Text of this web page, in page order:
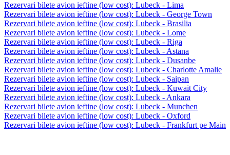
Rezervari bilete avion ieftine (low cost): Lubeck - Lima
Rezervari bilete avion ieftine (low cost): Lubeck - George Town
Rezervari bilete avion ieftine (low cost): Lubeck - Brasilia
Rezervari bilete avion ieftine (low cost): Lubeck - Lome
Rezervari bilete avion ieftine (low cost): Lubeck - Riga
Rezervari bilete avion ieftine (low cost): Lubeck - Astana
Rezervari bilete avion ieftine (low cost): Lubeck - Dusanbe
Rezervari bilete avion ieftine (low cost): Lubeck - Charlotte Amalie
Rezervari bilete avion ieftine (low cost): Lubeck - Saipan
Rezervari bilete avion ieftine (low cost): Lubeck - Kuwait City
Rezervari bilete avion ieftine (low cost): Lubeck - Ankara
Rezervari bilete avion ieftine (low cost): Lubeck - Munchen
Rezervari bilete avion ieftine (low cost): Lubeck - Oxford
Rezervari bilete avion ieftine (low cost): Lubeck - Frankfurt pe Main